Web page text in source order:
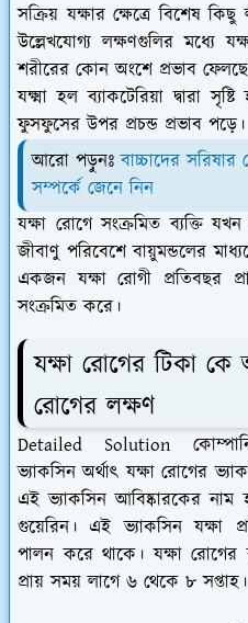
সক্রিয় যক্ষার ক্ষেত্রে বিশেষ
উল্লেখযোগ্য লক্ষণগুলির মধ্যে
শরীরের কোন অংশে প্রভাব
যক্ষ্মা হল ব্যাকটেরিয়া দ্বারা
ফুসফুসের উপর প্রচন্ড প্রভাব পড়ে।
আরো পড়ুনঃবাচ্চাদের
সম্পর্কে জেনে নিন
যক্ষা রোগে সংক্রমিত ব্যক্তি
জীবাণু পরিবেশে বায়ুমন্ডলের
একজন যক্ষা রোগী প্রতিবছর
সংক্রমিত করে।
যক্ষা রোগের টিকা কে
রোগের লক্ষণ
Detailed Solution কোম্পানি
ভ্যাকসিন অর্থাৎ যক্ষা রোগের
এই ভ্যাকসিন আবিষ্কারকের নাম
গুয়েরিন। এই ভ্যাকসিন যক্ষা
পালন করে থাকে। যক্ষা রোগের
প্রায় সময় লাগে ৬ থেকে ৮ সপ্তাহ।